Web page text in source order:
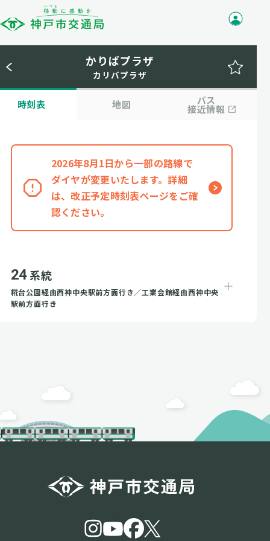
かりばプラザ
カリバプラザ
時刻表 地図 バス
接近情報
2026年8月1日から一部の路線で
ダイヤが変更いたします。詳細
は、改正予定時刻表ページをご確
認ください。
24 系統
糀台公園経由西神中央駅前方面行き／工業会館経由西神中央
駅前方面行き